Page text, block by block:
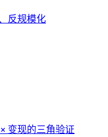
反规模化
变现的三角验证